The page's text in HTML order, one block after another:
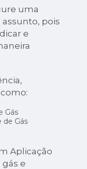
uma
pois
e
Gás
de Gás
Aplicação
e